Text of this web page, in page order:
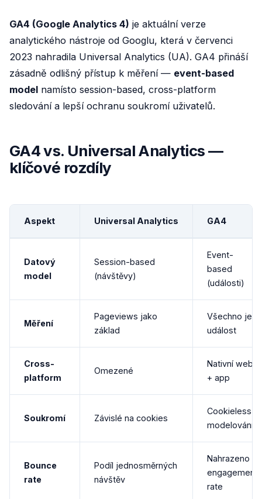
GA4 (Google Analytics 4) je aktuální verze
analytického nástroje od Googlu, která v červenci
2023 nahradila Universal Analytics (UA). GA4 přináší
zásadně odlišný přístup k měření — event-based
model namísto session-based, cross-platform
sledování a lepší ochranu soukromí uživatelů.
GA4 vs. Universal Analytics —
klíčové rozdíly
Aspekt Universal Analytics GA4
Datový
model
Session-based
(návštěvy)
Event-
based
(události)
Měření
Pageviews jako
základ
Všechno je
událost
Cross-
platform
Omezené
Nativní web
+ app
Soukromí Závislé na cookies
Cookieless
modelování
Bounce
rate
Podíl jednosměrných
návštěv
Nahrazeno
engagement
rate